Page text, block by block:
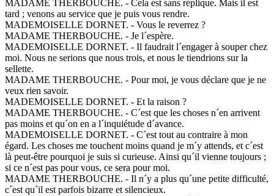
MADAME THERBOUCHE. - Cela est sans réplique. Mais il est
tard ; venons au service que je puis vous rendre.
MADEMOISELLE DORNET. - Vous le reverrez ?
MADAME THERBOUCHE. - Je l´espère.
MADEMOISELLE DORNET. - Il faudrait l´engager à souper chez
moi. Nous ne serions que nous trois, et nous le tiendrions sur la
sellette.
MADAME THERBOUCHE. - Pour moi, je vous déclare que je ne
veux rien savoir.
MADEMOISELLE DORNET. - Et la raison ?
MADAME THERBOUCHE. - C´est que les choses n´en arrivent
pas moins et qu´on en a l´inquiétude d´avance.
MADEMOISELLE DORNET. - C´est tout au contraire à mon
égard. Les choses me touchent moins quand je m´y attends, et c´est
là peut-être pourquoi je suis si curieuse. Ainsi qu´il vienne toujours ;
si ce n´est pas pour vous, ce sera pour moi.
MADAME THERBOUCHE. - Il n´y a plus qu´une petite difficulté,
c´est qu´il est parfois bizarre et silencieux.